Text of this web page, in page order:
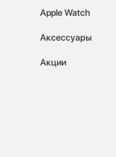
Apple Watch
Аксессуары
Акции